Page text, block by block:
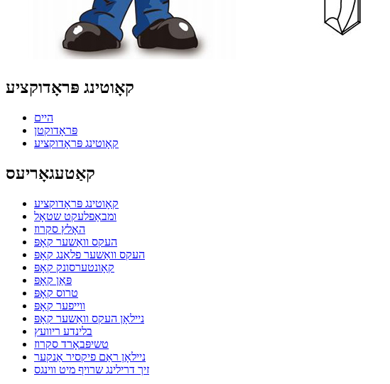
קאָוטינג פּראָדוקציע
היים
פּראָדוקטן
קאָוטינג פּראָדוקציע
קאַטעגאָריעס
קאָוטינג פּראָדוקציע
ומבאַפלעקט שטאָל
האָלץ סקרוז
העקס וואַשער קאָפּ
העקס וואַשער פלאַנג קאָפּ
קאָונטערסונק קאָפּ
פּאַן קאָפּ
טרוס קאָפּ
ווייפער קאָפּ
ניילאָן העקס וואַשער קאָפּ
בלינדע ריוועץ
טשיפּבאָרד סקרוז
ניילאָן ראַם פיקסיר אַנקער
זיך דרילינג שרויף מיט ווינגס